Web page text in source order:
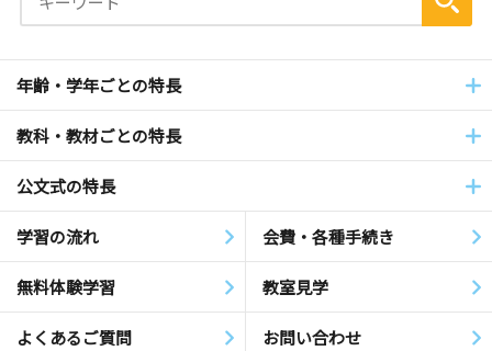
年齢・学年ごとの特長
教科・教材ごとの特長
公文式の特長
学習の流れ 会費・各種手続き
無料体験学習 教室見学
よくあるご質問 お問い合わせ